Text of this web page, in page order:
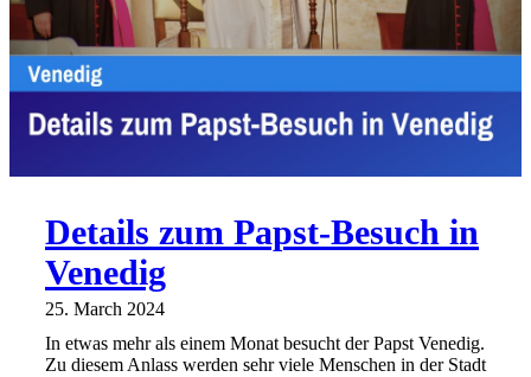
Details zum Papst-Besuch in
Venedig
25. March 2024
In etwas mehr als einem Monat besucht der Papst Venedig.
Zu diesem Anlass werden sehr viele Menschen in der Stadt